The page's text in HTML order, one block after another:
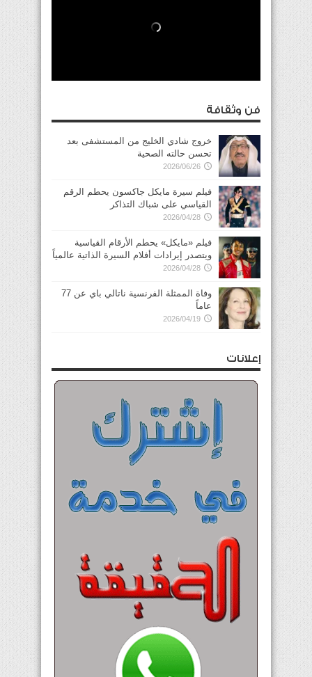
فن وثقافة
خروج شادي الخليج من المستشفى بعد
تحسن حالته الصحية
2026/06/26
فيلم سيرة مايكل جاكسون يحطم الرقم
القياسي على شباك التذاكر
2026/04/28
فيلم «مايكل» يحطم الأرقام القياسية
ويتصدر إيرادات أفلام السيرة الذاتية عالمياً
2026/04/28
وفاة الممثلة الفرنسية ناتالي باي عن 77
عاماً
2026/04/19
إعلانات